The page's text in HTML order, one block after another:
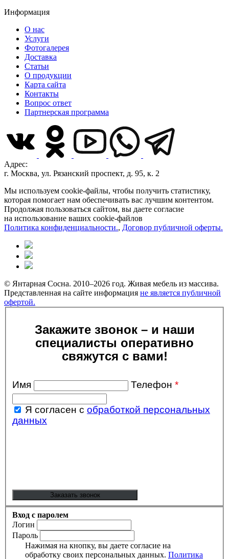
Информация
О нас
Услуги
Фотогалерея
Доставка
Статьи
О продукции
Карта сайта
Контакты
Вопрос ответ
Партнерская программа
Адрес:
г. Москва, ул. Рязанский проспект, д. 95, к. 2
Мы используем cookie-файлы, чтобы получить статистику,
которая помогает нам обеспечивать вас лучшим контентом.
Продолжая пользоваться сайтом, вы даете согласие
на использование ваших cookie-файлов
Политика конфиденциальности., Договор публичной оферты.
© Янтарная Сосна. 2010–2026 год. Живая мебель из массива.
Представленная на сайте информация не является публичной
офертой.
Закажите звонок – и наши
специалисты оперативно
свяжутся с вами!
Имя Телефон *
Я согласен с обработкой персональных
данных
Вход с паролем
Логин
Пароль
Нажимая на кнопку, вы даете согласие на
обработку своих персональных данных. Политика